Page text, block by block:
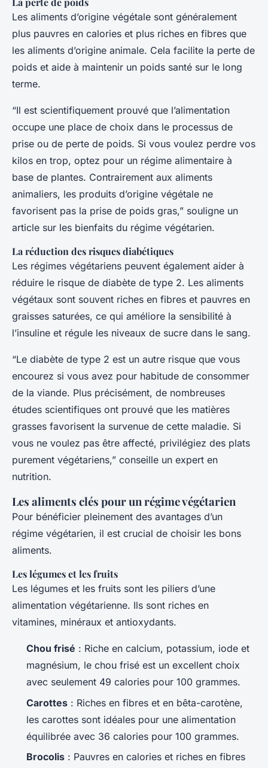
Les aliments d’origine végétale sont généralement
plus pauvres en calories et plus riches en fibres que
les aliments d’origine animale. Cela facilite la perte de
poids et aide à maintenir un poids santé sur le long
terme.
“Il est scientifiquement prouvé que l’alimentation
occupe une place de choix dans le processus de
prise ou de perte de poids. Si vous voulez perdre vos
kilos en trop, optez pour un régime alimentaire à
base de plantes. Contrairement aux aliments
animaliers, les produits d’origine végétale ne
favorisent pas la prise de poids gras,” souligne un
article sur les bienfaits du régime végétarien.
La réduction des risques diabétiques
Les régimes végétariens peuvent également aider à
réduire le risque de diabète de type 2. Les aliments
végétaux sont souvent riches en fibres et pauvres en
graisses saturées, ce qui améliore la sensibilité à
l’insuline et régule les niveaux de sucre dans le sang.
“Le diabète de type 2 est un autre risque que vous
encourez si vous avez pour habitude de consommer
de la viande. Plus précisément, de nombreuses
études scientifiques ont prouvé que les matières
grasses favorisent la survenue de cette maladie. Si
vous ne voulez pas être affecté, privilégiez des plats
purement végétariens,” conseille un expert en
nutrition.
Les aliments clés pour un régime végétarien
Pour bénéficier pleinement des avantages d’un
régime végétarien, il est crucial de choisir les bons
aliments.
Les légumes et les fruits
Les légumes et les fruits sont les piliers d’une
alimentation végétarienne. Ils sont riches en
vitamines, minéraux et antioxydants.
Chou frisé : Riche en calcium, potassium, iode et
magnésium, le chou frisé est un excellent choix
avec seulement 49 calories pour 100 grammes.
Carottes : Riches en fibres et en bêta-carotène,
les carottes sont idéales pour une alimentation
équilibrée avec 36 calories pour 100 grammes.
Brocolis : Pauvres en calories et riches en fibres